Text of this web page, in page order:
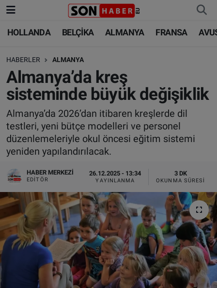
HOLLANDA BELÇİKA ALMANYA FRANSA
HABERLER ALMANYA
Almanya’da kreş
sisteminde büyük değişiklik
Almanya’da 2026’dan itibaren kreşlerde dil
testleri, yeni bütçe modelleri ve personel
düzenlemeleriyle okul öncesi eğitim sistemi
yeniden yapılandırılacak.
HABER MERKEZI
EDITÖR
26.12.2025 - 13:34
YAYINLANMA
3 DK
OKUNMA SÜRESI
HOLLANDA
BELÇİKA
ALMANYA
FRANSA
AVUSTURYA
BİLİM-TEKNOLOJİ
HOLLANDA
BELÇİKA
ALMANYA
TÜRKİYE
DÜNYA
FOTO GALERİ
VIDEO GALERİ
ALGEMENE VOORWAARDEN
CONTACT
Nöbetçi Eczaneler
Hava Durumu
Trafik Durumu
Süper Lig Puan Durumu ve Fikstür
Tüm Manşetler